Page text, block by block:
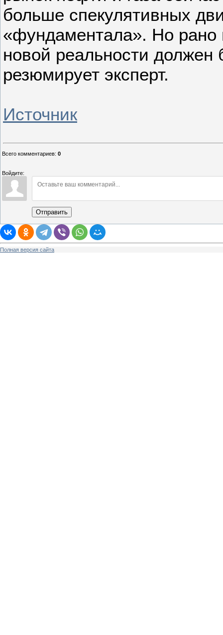
больше спекулятивных
«фундаментала». Но рано
новой реальности должен
резюмирует эксперт.
Источник
Всего комментариев: 0
Войдите:
Отправить
Полная версия сайта